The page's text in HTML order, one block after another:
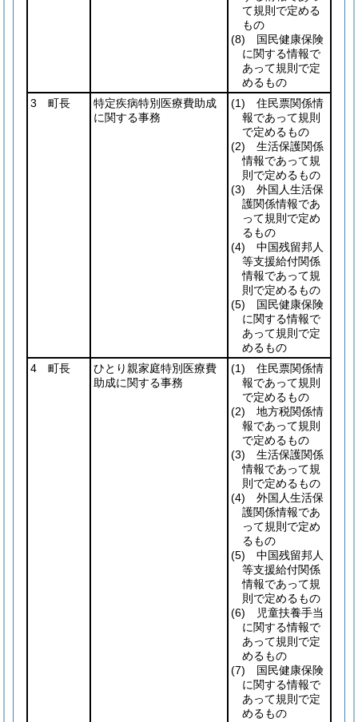
て規則で定める
もの
(8) 国民健康保険
に関する情報で
あって規則で定
めるもの
3 町長
特定疾病特別医療費助成
に関する事務
(1) 住民票関係情
報であって規則
で定めるもの
(2) 生活保護関係
情報であって規
則で定めるもの
(3) 外国人生活保
護関係情報であ
って規則で定め
るもの
(4) 中国残留邦人
等支援給付関係
情報であって規
則で定めるもの
(5) 国民健康保険
に関する情報で
あって規則で定
めるもの
4 町長
ひとり親家庭特別医療費
助成に関する事務
(1) 住民票関係情
報であって規則
で定めるもの
(2) 地方税関係情
報であって規則
で定めるもの
(3) 生活保護関係
情報であって規
則で定めるもの
(4) 外国人生活保
護関係情報であ
って規則で定め
るもの
(5) 中国残留邦人
等支援給付関係
情報であって規
則で定めるもの
(6) 児童扶養手当
に関する情報で
あって規則で定
めるもの
(7) 国民健康保険
に関する情報で
あって規則で定
めるもの